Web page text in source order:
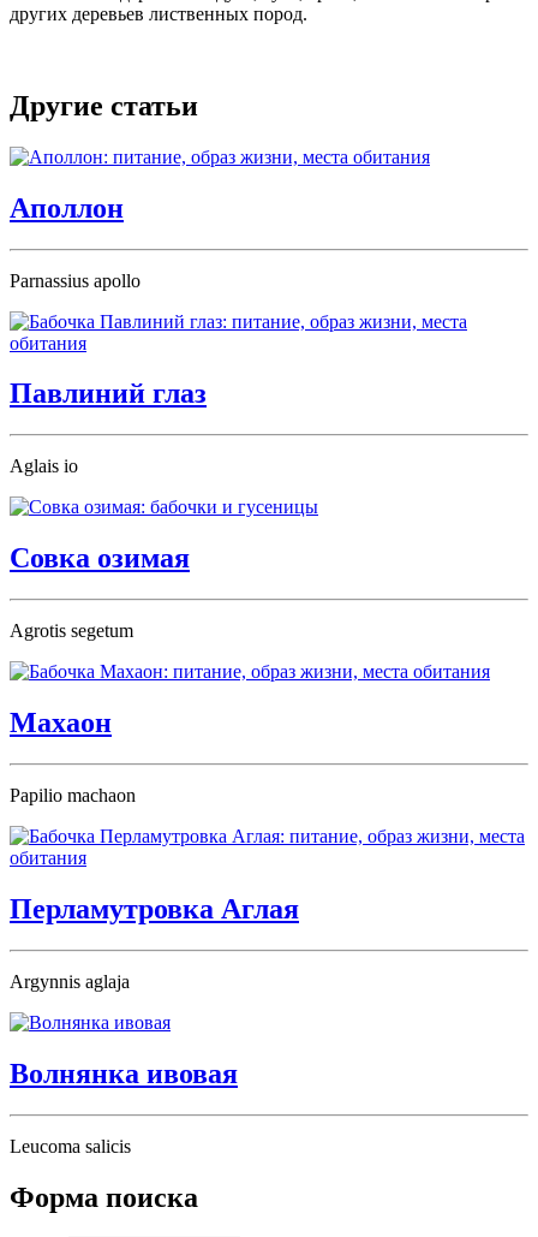
других деревьев лиственных пород.
Другие статьи
Аполлон
Parnassius apollo
Павлиний глаз
Aglais io
Совка озимая
Agrotis segetum
Махаон
Papilio machaon
Перламутровка Аглая
Argynnis aglaja
Волнянка ивовая
Leucoma salicis
Форма поиска